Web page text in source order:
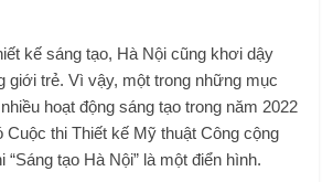
kế sáng tạo, Hà Nội cũng khơi dậy
giới trẻ. Vì vậy, một trong những mục
hoạt động sáng tạo trong năm 2022
Cuộc thi Thiết kế Mỹ thuật Công cộng
“Sáng tạo Hà Nội” là một điển hình.